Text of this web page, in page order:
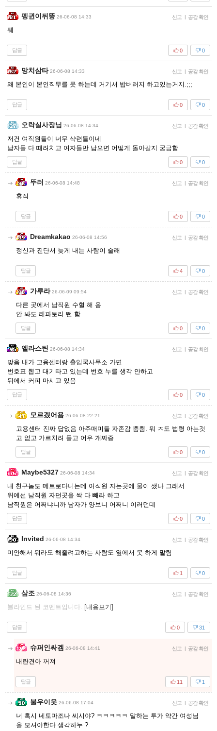
펭귄이뒤뚱 26-06-08 14:33 신고 | 공감 확인
퉤
답글 0
0
망치삼타 26-06-08 14:33 신고 | 공감 확인
왜 본인이 본인직무를 못 하는데 거기서 밥버러지 하고있는거지.;;;
답글 0
0
오락실사장님 26-06-08 14:34 신고 | 공감 확인
저건 여직원들이 너무 샥련들이네
남자들 다 때려치고 여자들만 남으면 어떻게 돌아갈지 궁금함
답글 0
0
뚜러 26-06-08 14:48 신고 | 공감 확인
휴직
답글 0
0
Dreamkakao 26-06-08 14:56 신고 | 공감 확인
정신과 진단서 늦게 내는 사람이 술래
답글 0
4
가루라 26-06-09 09:54 신고 | 공감 확인
다른 곳에서 남직원 수혈 해 옴
안 봐도 레파토리 뻔 함
답글 0
0
엘라스틴 26-06-08 14:34 신고 | 공감 확인
맞음 내가 고용센터랑 출입국사무소 가면
번호표 뽑고 대기타고 있는데 번호 누를 생각 안하고
뒤에서 커피 마시고 있음
답글 0
0
모르겠어욤 26-06-08 22:21 신고 | 공감 확인
고용센터 진짜 답없음 아주매미들 자존감 뿜뿜. 뭐 ㅈ도 법령 아는것
고 없고 가르치려 들고 어우 개짜증
답글 0
0
Maybe5327 26-06-08 14:34 신고 | 공감 확인
내 친구놈도 메트로다니는데 여직원 자는곳에 물이 샜나 그래서
위에선 남직원 자던곳을 싹 다 빼라 하고
남직원은 어쩌냐니까 남자가 양보니 어쩌니 이러던데
답글 0
0
Invited 26-06-08 14:34 신고 | 공감 확인
미안해서 뭐라도 해줄려고하는 사람도 옆에서 못 하게 말림
답글 0
1
삼조 26-06-08 14:36 신고 | 공감 확인
블라인드 된 코멘트입니다. [내용보기]
답글 31
0
슈퍼인싸겜 26-06-08 14:41 신고 | 공감 확인
내란견아 꺼져
답글 1
11
불우이웃 26-06-08 17:04 신고 | 공감 확인
너 혹시 네토마조나 씨시야? ㅋㅋㅋㅋㅋ 말하는 투가 약간 여성님
을 모셔야한다 생각하누 ?